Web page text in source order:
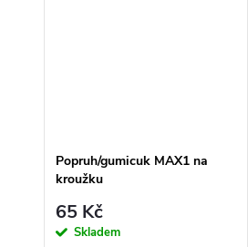
Popruh/gumicuk MAX1 na
kroužku
65 Kč
Skladem